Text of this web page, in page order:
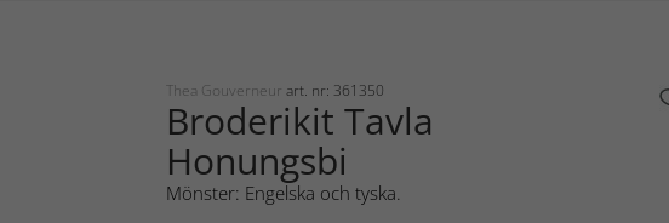
Thea Gouverneur art. nr: 361350
Broderikit Tavla
Honungsbi
Mönster: Engelska och tyska.